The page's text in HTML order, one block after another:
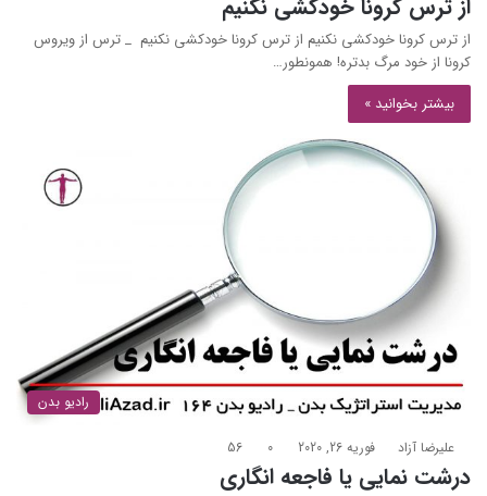
از ترس کرونا خودکشی نکنیم از ترس کرونا خودکشی نکنیم _ ترس از ویروس
کرونا از خود مرگ بدتره! همونطور…
بیشتر بخوانید »
رادیو بدن
علیرضا آزاد فوریه 26, 2020 0
56
درشت نمایی یا فاجعه انگاری